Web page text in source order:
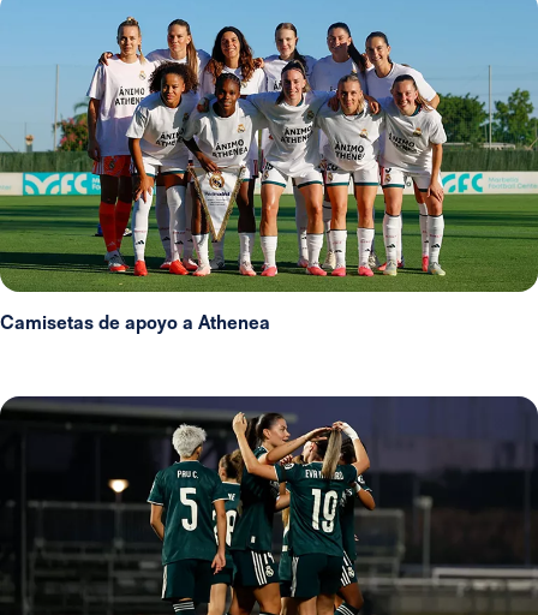
Camisetas de apoyo a Athenea